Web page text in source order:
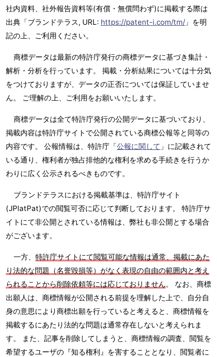
社内資料、社外報告資料等(有償・無償問わず)に掲載する際は
出典「ブランドテラス, URL: https://patent-i.com/tm/ 」を明
記の上、ご利用ください。
商標データは最新の特許庁発行の商標データに基づき集計・
解析・分析を行っています。 掲載・分析結果については十分気
をつけておりますが、データの正否については保証していませ
ん。 ご理解の上、ご利用をお願いいたします。
商標データは全て特許庁発行の公開データに基づいており、
掲載内容は特許庁サイトで公開されている商標公報等と同等の
内容です。 公報情報は、特許庁「公報に関して 」に記載されて
いる通り、権利者が独占排他的な権利を求める手続きを行うか
わりに広く公示されるべきものです。
ブランドテラスにおける掲載基準は、特許庁サイト
(JPlatPat)での閲覧可否に応じて判断しております。 特許庁サ
イトにて非公開とされている情報は、弊社も非公開とする場合
がございます。
一方、 特許庁サイトにて閲覧可能な情報は通常、掲載にあた
り法的な問題（名誉毀損等）がなく表現の自由の範囲内と考え
られることから削除依頼等には応じておりません。 なお、商標
出願人は、商標情報が公開される前提を理解した上で、自分自
身の意思により商標出願を行っていると考えると、商標情報を
掲載するにあたり法的な問題は通常存在しないと考えられま
す。 また、記事を削除してしまうと、商標情報の調査、閲覧を
希望するユーザの『知る権利』を害することとなり、閲覧者に